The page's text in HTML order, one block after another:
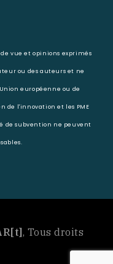
vue et opinions exprimés
ou des auteurs et ne
européenne ou de
de l'innovation et les PME
de subvention ne peuvent
, Tous droits